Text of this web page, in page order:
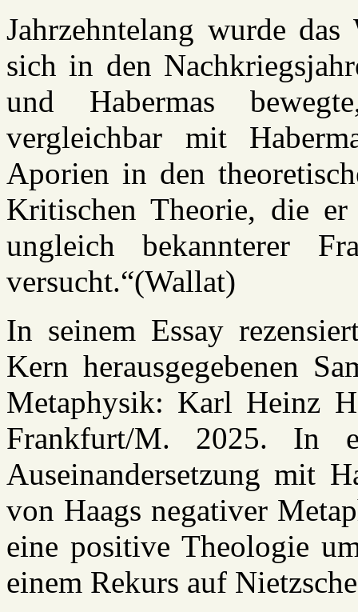
Jahrzehntelang wurde
sich in den
und Habermas
vergleichbar mit
Aporien in den
Kritischen Theorie, die
ungleich bekannterer
versucht.“(Wallat)
In seinem Essay
Kern herausgegebenen
Metaphysik: Karl Heinz
Frankfurt/M. 2025. In
Auseinandersetzung mit
von Haags negativer
eine positive Theologie
einem Rekurs auf